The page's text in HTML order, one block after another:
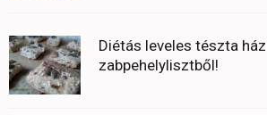
Diétás leveles tészta
zabpehelylisztből!